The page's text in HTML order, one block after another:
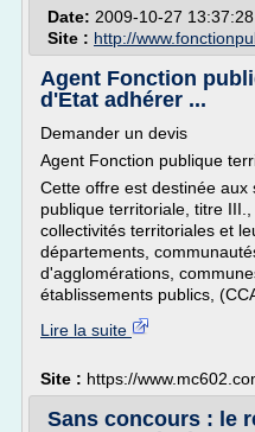
Date: 2009-10-27 13:37:28
Site : http://
Agent Fonction
d'Etat adhérer ...
Demander un devis
Agent Fonction publique
Cette offre est destinée aux
publique territoriale, titre
collectivités territoriales et
départements,
d'agglomérations,
établissements publics,
Lire la suite
Site : https://
Sans concours : le